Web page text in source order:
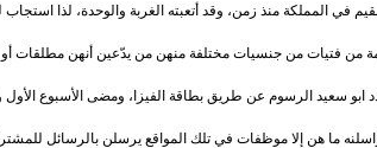
في المملكة منذ زمن، وقد أتعبته الغربة والوحدة، لذا
من فتيات من جنسيات مختلفة منهن من يدّعين أنهن مطلقات
بالموقع، وكانت قيمة رسوم الاشتراك بالموقع 100 دولار لمدة ستة أشهر، سدد ابو سعيد الرسوم عن طريق
ما هن إلا موظفات في تلك المواقع يرسلن بالرسائل